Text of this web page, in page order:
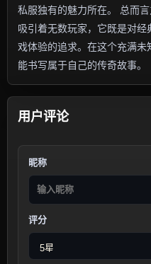
私服独有的魅力所在。 总而
吸引着无数玩家，它既是对
戏体验的追求。在这个充满
能书写属于自己的传奇故事。
用户评论
昵称
评分